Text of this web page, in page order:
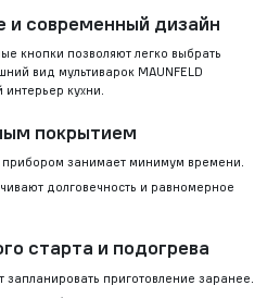
и современный дизайн
кнопки позволяют легко выбрать
вид мультиварок MAUNFELD
кухни.
покрытием
прибором занимает минимум времени.
долговечность и равномерное
старта и подогрева
запланировать приготовление заранее.